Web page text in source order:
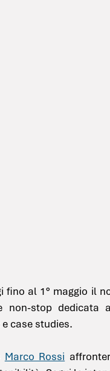
fino al 1° maggio il
non-stop dedicata
case studies.
Marco Rossi